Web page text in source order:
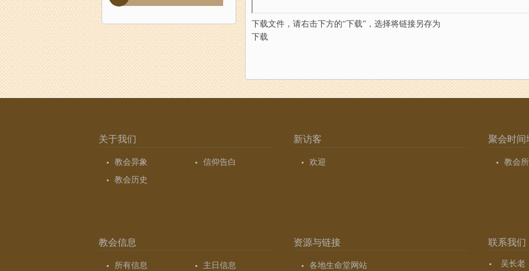
下载文件，请右击下方的“下载”，选择将链接另存为
下载
关于我们
教会异象
信仰告白
教会历史
新访客
欢迎
聚会时间
教会
教会信息
所有信息 主日信息
资源与链接
各地生命堂网站
联系我们
吴长老